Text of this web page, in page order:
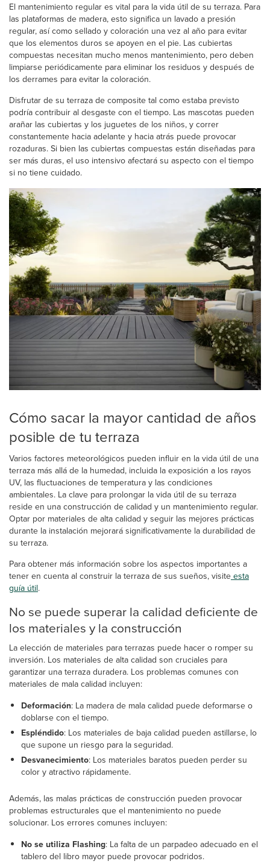
El mantenimiento regular es vital para la vida útil de su terraza. Para
las plataformas de madera, esto significa un lavado a presión
regular, así como sellado y coloración una vez al año para evitar
que los elementos duros se apoyen en el pie. Las cubiertas
compuestas necesitan mucho menos mantenimiento, pero deben
limpiarse periódicamente para eliminar los residuos y después de
los derrames para evitar la coloración.
Disfrutar de su terraza de composite tal como estaba previsto
podría contribuir al desgaste con el tiempo. Las mascotas pueden
arañar las cubiertas y los juguetes de los niños, y correr
constantemente hacia adelante y hacia atrás puede provocar
rozaduras. Si bien las cubiertas compuestas están diseñadas para
ser más duras, el uso intensivo afectará su aspecto con el tiempo
si no tiene cuidado.
Cómo sacar la mayor cantidad de años
posible de tu terraza
Varios factores meteorológicos pueden influir en la vida útil de una
terraza más allá de la humedad, incluida la exposición a los rayos
UV, las fluctuaciones de temperatura y las condiciones
ambientales. La clave para prolongar la vida útil de su terraza
reside en una construcción de calidad y un mantenimiento regular.
Optar por materiales de alta calidad y seguir las mejores prácticas
durante la instalación mejorará significativamente la durabilidad de
su terraza.
Para obtener más información sobre los aspectos importantes a
tener en cuenta al construir la terraza de sus sueños, visiteesta
guía útil.
No se puede superar la calidad deficiente de
los materiales y la construcción
La elección de materiales para terrazas puede hacer o romper su
inversión. Los materiales de alta calidad son cruciales para
garantizar una terraza duradera. Los problemas comunes con
materiales de mala calidad incluyen:
Deformación: La madera de mala calidad puede deformarse o
doblarse con el tiempo.
Espléndido: Los materiales de baja calidad pueden astillarse, lo
que supone un riesgo para la seguridad.
Desvanecimiento: Los materiales baratos pueden perder su
color y atractivo rápidamente.
Además, las malas prácticas de construcción pueden provocar
problemas estructurales que el mantenimiento no puede
solucionar. Los errores comunes incluyen:
No se utiliza Flashing: La falta de un parpadeo adecuado en el
tablero del libro mayor puede provocar podridos.